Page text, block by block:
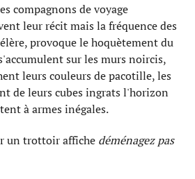
compagnons de voyage
leur récit mais la fréquence des
provoque le hoquètement du
sur les murs noircis,
leurs couleurs de pacotille, les
de leurs cubes ingrats l'horizon
à armes inégales.
un trottoir affiche déménagez pas